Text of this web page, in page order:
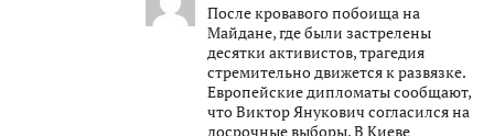
После кровавого побоища на
Майдане, где были застрелены
десятки активистов, трагедия
стремительно движется к развязке.
Европейские дипломаты сообщают,
что Виктор Янукович согласился на
досрочные выборы. В Киеве